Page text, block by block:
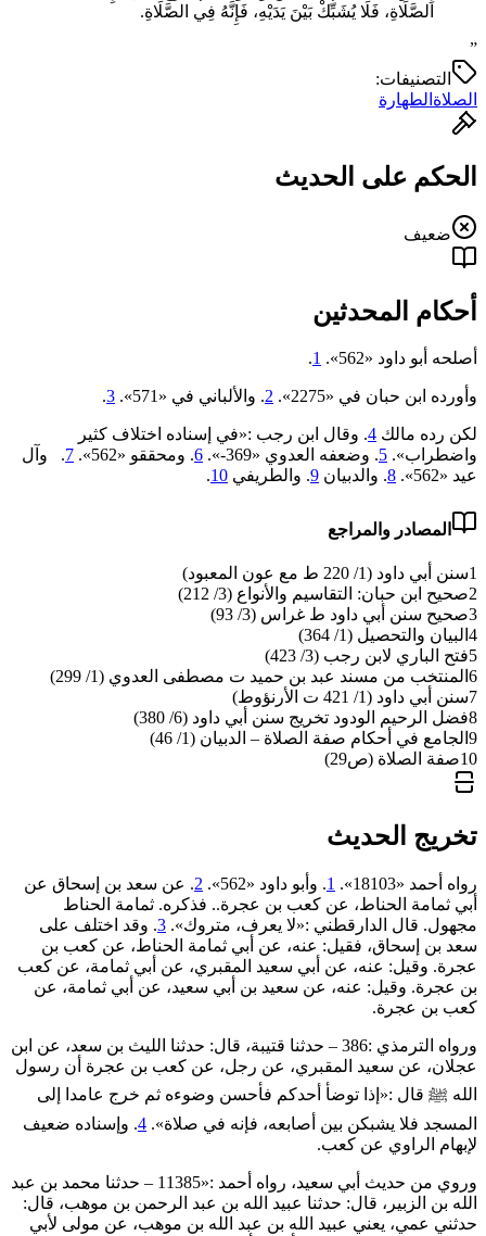
الصَّلَاةِ، فَلَا يُشَبِّكْ بَيْنَ يَدَيْهِ، فَإِنَّهُ فِي الصَّلَاةِ.
”
التصنيفات:
الصلاة الطهارة
الحكم على الحديث
ضعيف
أحكام المحدثين
أصلحه أبو داود «562». 1
.
وأورده ابن حبان في «2275». 2. والألباني في «571». 3
.
لكن رده مالك 4. وقال ابن رجب :«في إسناده اختلاف كثير
‌واضطراب». 5. وضعفه العدوي «369-». 6. ومحققو «562». 7. وآل
عيد «562».
8. والدبيان 9. والطريفي 10
.
المصادر والمراجع
1سنن أبي داود (1/ 220 ط مع عون المعبود)
2صحيح ابن حبان: التقاسيم والأنواع (3/ 212)
3صحيح سنن أبي داود ط غراس (3/ 93)
4 البيان والتحصيل (1/ 364)
5فتح الباري لابن رجب (3/ 423)
6 المنتخب من مسند عبد بن حميد ت مصطفى العدوي (1/ 299)
7سنن أبي داود (1/ 421 ت الأرنؤوط)
8فضل الرحيم الودود تخريج سنن أبي داود (6/ 380)
9 الجامع في أحكام صفة الصلاة – الدبيان (1/ 46)
10صفة الصلاة (ص29)
تخريج الحديث
رواه أحمد «18103». 1. وأبو داود «562». 2. عن سعد بن إسحاق عن
أبي ثمامة الحناط، عن كعب بن عجرة.. فذكره. ثمامة الحناط
مجهول. قال الدارقطني :«لا ‌يعرف، ‌متروك». 3. وقد اختلف على
سعد بن إسحاق، فقيل: عنه، عن أبي ثمامة الحناط، عن كعب بن
عجرة. وقيل: عنه، عن أبي سعيد المقبري، عن أبي ثمامة، عن كعب
بن عجرة. وقيل: عنه، عن سعيد بن أبي سعيد، عن أبي ثمامة، عن
كعب بن عجرة.
ورواه الترمذي :386 – حدثنا قتيبة، قال: حدثنا الليث بن سعد، عن ابن
عجلان، عن سعيد المقبري، عن رجل، عن كعب بن عجرة أن رسول
الله ﷺ قال :«إذا توضأ أحدكم فأحسن وضوءه ثم خرج عامدا إلى
المسجد فلا يشبكن بين أصابعه، فإنه في صلاة». 4. وإسناده ضعيف
لإبهام الراوي عن كعب.
وروي من حديث أبي سعيد، رواه أحمد :«11385 – حدثنا محمد بن عبد
الله بن الزبير، قال: حدثنا عبيد الله بن عبد الرحمن بن موهب، قال:
حدثني عمي، يعني عبيد الله بن عبد الله بن موهب، عن مولى لأبي